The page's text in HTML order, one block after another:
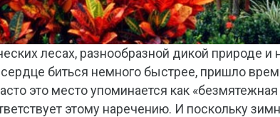
лесах, разнообразной дикой природе
биться немного быстрее, пришло
это место упоминается как
этому наречению. И поскольку